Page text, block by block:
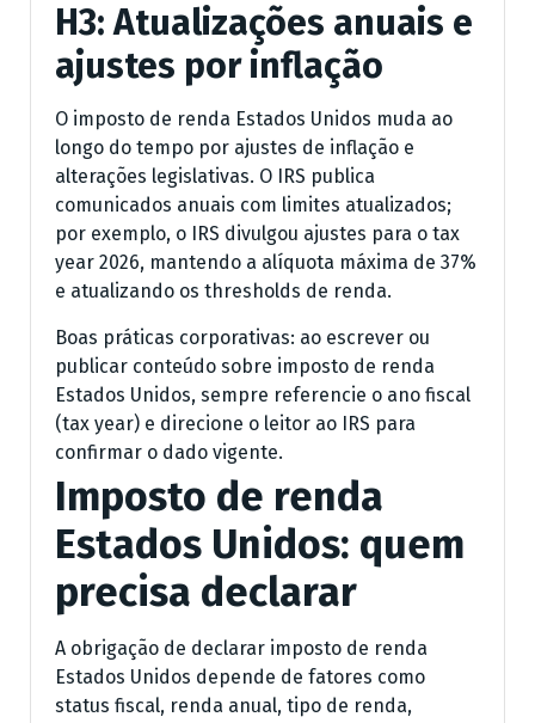
H3: Atualizações anuais e
ajustes por inflação
O imposto de renda Estados Unidos muda ao
longo do tempo por ajustes de inflação e
alterações legislativas. O IRS publica
comunicados anuais com limites atualizados;
por exemplo, o IRS divulgou ajustes para o tax
year 2026, mantendo a alíquota máxima de 37%
e atualizando os thresholds de renda.
Boas práticas corporativas: ao escrever ou
publicar conteúdo sobre imposto de renda
Estados Unidos, sempre referencie o ano fiscal
(tax year) e direcione o leitor ao IRS para
confirmar o dado vigente.
Imposto de renda
Estados Unidos: quem
precisa declarar
A obrigação de declarar imposto de renda
Estados Unidos depende de fatores como
status fiscal, renda anual, tipo de renda,